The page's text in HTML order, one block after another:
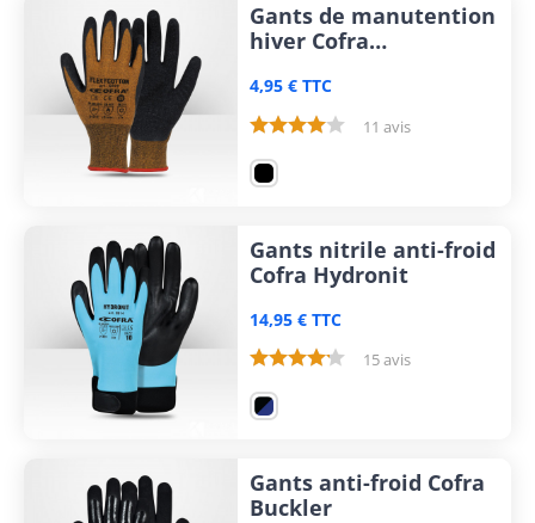
Gants de manutention
hiver Cofra
4,95 € TTC
11 avis
Gants nitrile anti-froid
Cofra Hydronit
14,95 € TTC
15 avis
Gants anti-froid Cofra
Buckler